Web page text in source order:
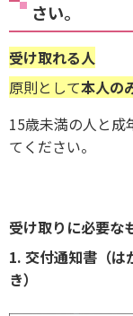
さい。
受け取れる人
原則として本人の
15歳未満の人と成
てください。
受け取りに必要な
1. 交付通知書（は